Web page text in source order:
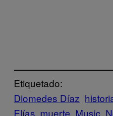
Etiquetado:
Diomedes Díaz
Elías muerte Music